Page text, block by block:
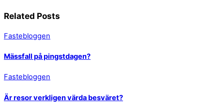
Related Posts
Fastebloggen
Mässfall på pingstdagen?
Fastebloggen
Är resor verkligen värda besväret?